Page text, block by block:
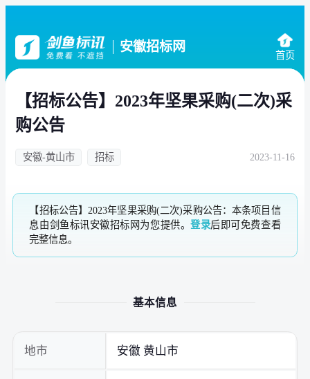
安徽招标网
首页
【招标公告】2023年坚果采购(二次)采
购公告
安徽-黄山市 招标 2023-11-16
【招标公告】2023年坚果采购(二次)采购公告：本条项目信
息由剑鱼标讯安徽招标网为您提供。登录后即可免费查看
完整信息。
基本信息
地市 安徽 黄山市